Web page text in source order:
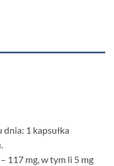
dnia: 1 kapsułka
117 mg, w tym li 5 mg